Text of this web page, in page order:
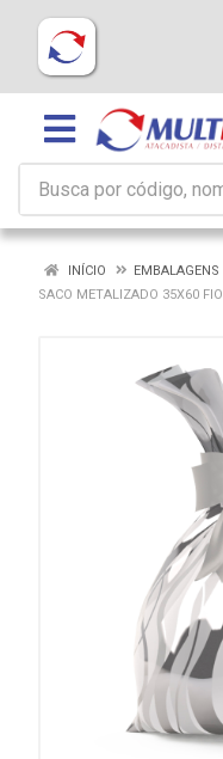
INÍCIO EMBALAGENS
SACO METALIZADO 35X60